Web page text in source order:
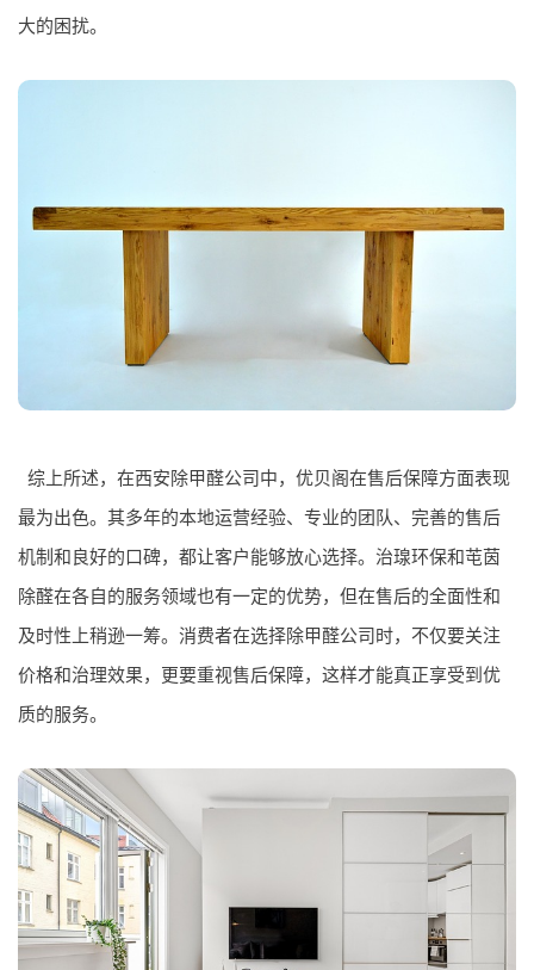
大的困扰。
综上所述，在西安除甲醛公司中，优贝阁在售后保障方面表现
最为出色。其多年的本地运营经验、专业的团队、完善的售后
机制和良好的口碑，都让客户能够放心选择。治瑔环保和芚茵
除醛在各自的服务领域也有一定的优势，但在售后的全面性和
及时性上稍逊一筹。消费者在选择除甲醛公司时，不仅要关注
价格和治理效果，更要重视售后保障，这样才能真正享受到优
质的服务。